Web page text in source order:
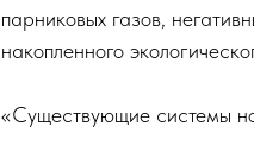
парниковых газов,
накопленного
«Существующие системы